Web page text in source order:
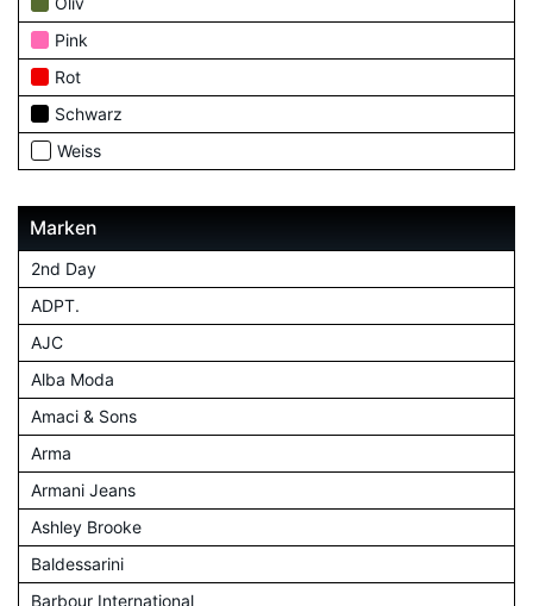
Pink
Rot
Schwarz
Weiss
Marken
2nd Day
ADPT.
AJC
Alba Moda
Amaci & Sons
Arma
Armani Jeans
Ashley Brooke
Baldessarini
Barbour International